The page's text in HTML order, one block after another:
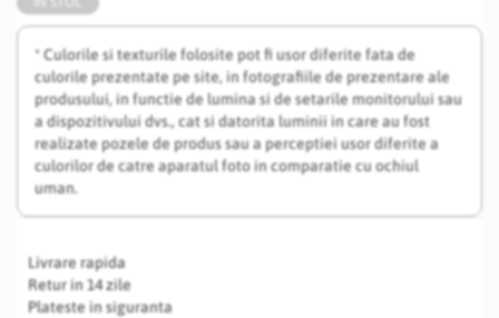
* Culorile si texturile folosite pot fi usor diferite fata de
culorile prezentate pe site, in fotografiile de prezentare ale
produsului, in functie de lumina si de setarile monitorului sau
a dispozitivului dvs., cat si datorita luminii in care au fost
realizate pozele de produs sau a perceptiei usor diferite a
culorilor de catre aparatul foto in comparatie cu ochiul
uman.
Livrare rapida
Retur in 14 zile
Plateste in siguranta